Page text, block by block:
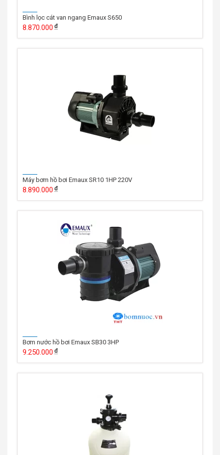
Bình lọc cát van ngang Emaux S650
8.870.000
Máy bơm hồ bơi Emaux SR10 1HP 220V
8.890.000
Bơm nước hồ bơi Emaux SB30 3HP
9.250.000